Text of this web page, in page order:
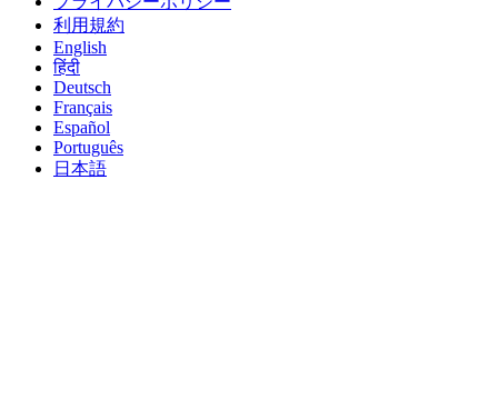
利用規約
English
हिंदी
Deutsch
Français
Español
Português
日本語